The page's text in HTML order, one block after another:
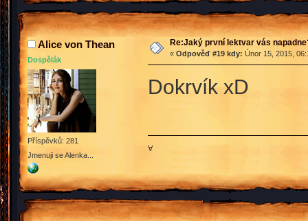
Alice von Thean
Dospělák
Příspěvků: 281
Jmenuji se Alenka...
Re:Jaký první lektvar vás
« Odpověď #19 kdy: Únor 15, 2015,
Dokrvík xD
∀